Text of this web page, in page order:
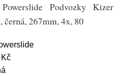
Podvozky Kizer
černá, 267mm, 4x, 80